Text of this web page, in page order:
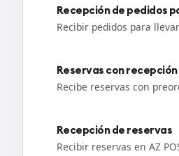
Recepción de pedidos
Recibir pedidos para
Reservas con
Recibe reservas con
Recepción de reservas
Recibir reservas en AZ